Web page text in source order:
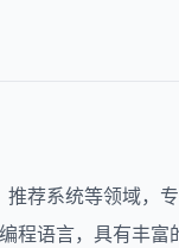
荐系统等领域，
程语言，具有丰